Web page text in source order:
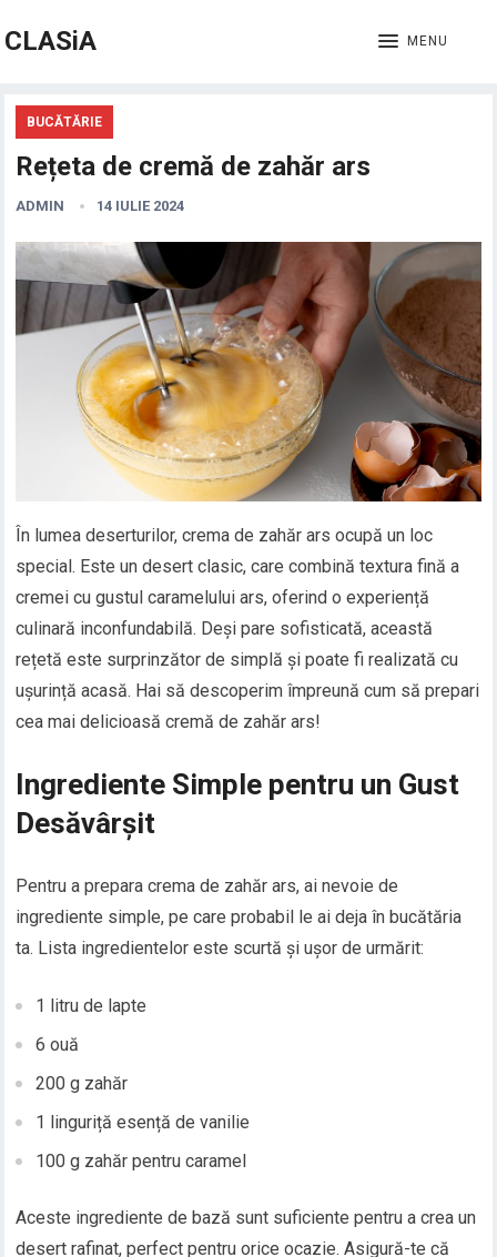
CLASiA MENU
BUCĂTĂRIE
Rețeta de cremă de zahăr ars
ADMIN 14 IULIE 2024
În lumea deserturilor, crema de zahăr ars ocupă un loc
special. Este un desert clasic, care combină textura fină a
cremei cu gustul caramelului ars, oferind o experiență
culinară inconfundabilă. Deși pare sofisticată, această
rețetă este surprinzător de simplă și poate fi realizată cu
ușurință acasă. Hai să descoperim împreună cum să prepari
cea mai delicioasă cremă de zahăr ars!
Ingrediente Simple pentru un Gust
Desăvârșit
Pentru a prepara crema de zahăr ars, ai nevoie de
ingrediente simple, pe care probabil le ai deja în bucătăria
ta. Lista ingredientelor este scurtă și ușor de urmărit:
1 litru de lapte
6 ouă
200 g zahăr
1 linguriță esență de vanilie
100 g zahăr pentru caramel
Aceste ingrediente de bază sunt suficiente pentru a crea un
desert rafinat, perfect pentru orice ocazie. Asigură-te că